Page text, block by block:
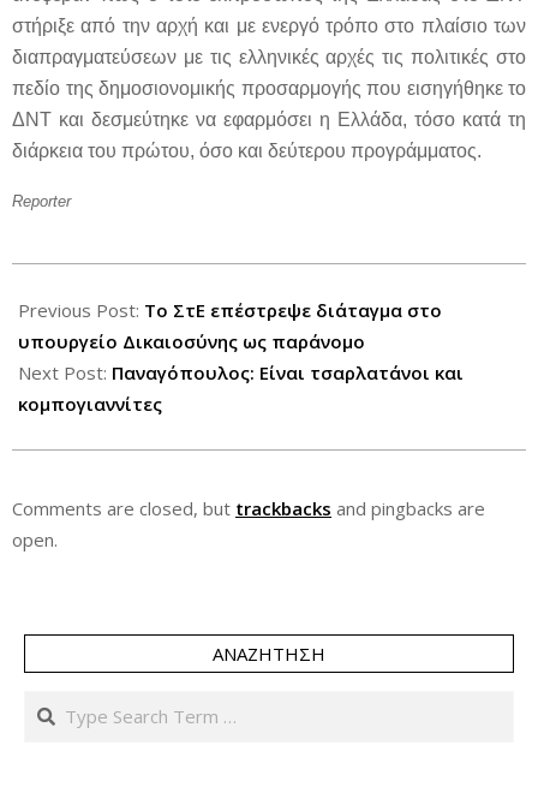
στήριξε από την αρχή και με ενεργό τρόπο στο πλαίσιο των
διαπραγματεύσεων με τις ελληνικές αρχές τις πολιτικές στο
πεδίο της δημοσιονομικής προσαρμογής που εισηγήθηκε το
ΔΝΤ και δεσμεύτηκε να εφαρμόσει η Ελλάδα, τόσο κατά τη
διάρκεια του πρώτου, όσο και δεύτερου προγράμματος.
Reporter
07-
27
Previous Post: Το ΣτΕ επέστρεψε διάταγμα στο
υπουργείο Δικαιοσύνης ως παράνομο
Next Post: Παναγόπουλος: Είναι τσαρλατάνοι και
κομπογιαννίτες
Comments are closed, but trackbacks and pingbacks are
open.
ΑΝΑΖΉΤΗΣΗ
Search